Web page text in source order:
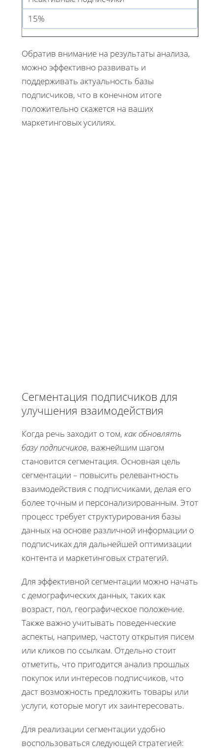
15%
Обратив внимание на результаты анализа,
можно эффективно развивать и
поддерживать актуальность базы
подписчиков, что в конечном итоге
положительно скажется на ваших
маркетинговых усилиях.
Сегментация подписчиков для
улучшения взаимодействия
Когда речь заходит о том, как обновлять
базу подписчиков, важнейшим шагом
становится сегментация. Основная цель
сегментации – повысить релевантность
взаимодействия с подписчиками, делая его
более точным и персонализированным. Этот
процесс требует структурирования базы
данных на основе различной информации о
подписчиках для дальнейшей оптимизации
контента и маркетинговых стратегий.
Для эффективной сегментации можно начать
с демографических данных, таких как
возраст, пол, географическое положение.
Также важно учитывать поведенческие
аспекты, например, частоту открытия писем
или кликов по ссылкам. Отдельно стоит
отметить, что пригодится анализ прошлых
покупок или интересов подписчиков, что
даст возможность предложить товары или
услуги, которые могут их заинтересовать.
Для реализации сегментации удобно
воспользоваться следующей стратегией: